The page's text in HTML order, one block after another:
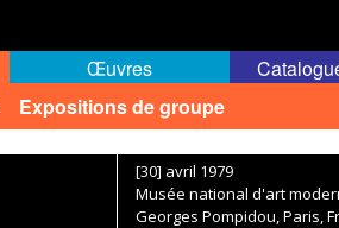
Expositions de groupe
Œuvres
[30] avril 1979
Musée national d'art
Georges Pompidou, Paris,